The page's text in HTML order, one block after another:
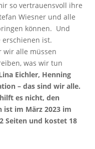
so vertrauensvoll ihre
Wiesner und alle
können. Und
ist.
wir alle müssen
was wir tun
Eichler, Henning
– das sind wir alle.
es nicht, den
ist im März 2023 im
Seiten und kostet 18